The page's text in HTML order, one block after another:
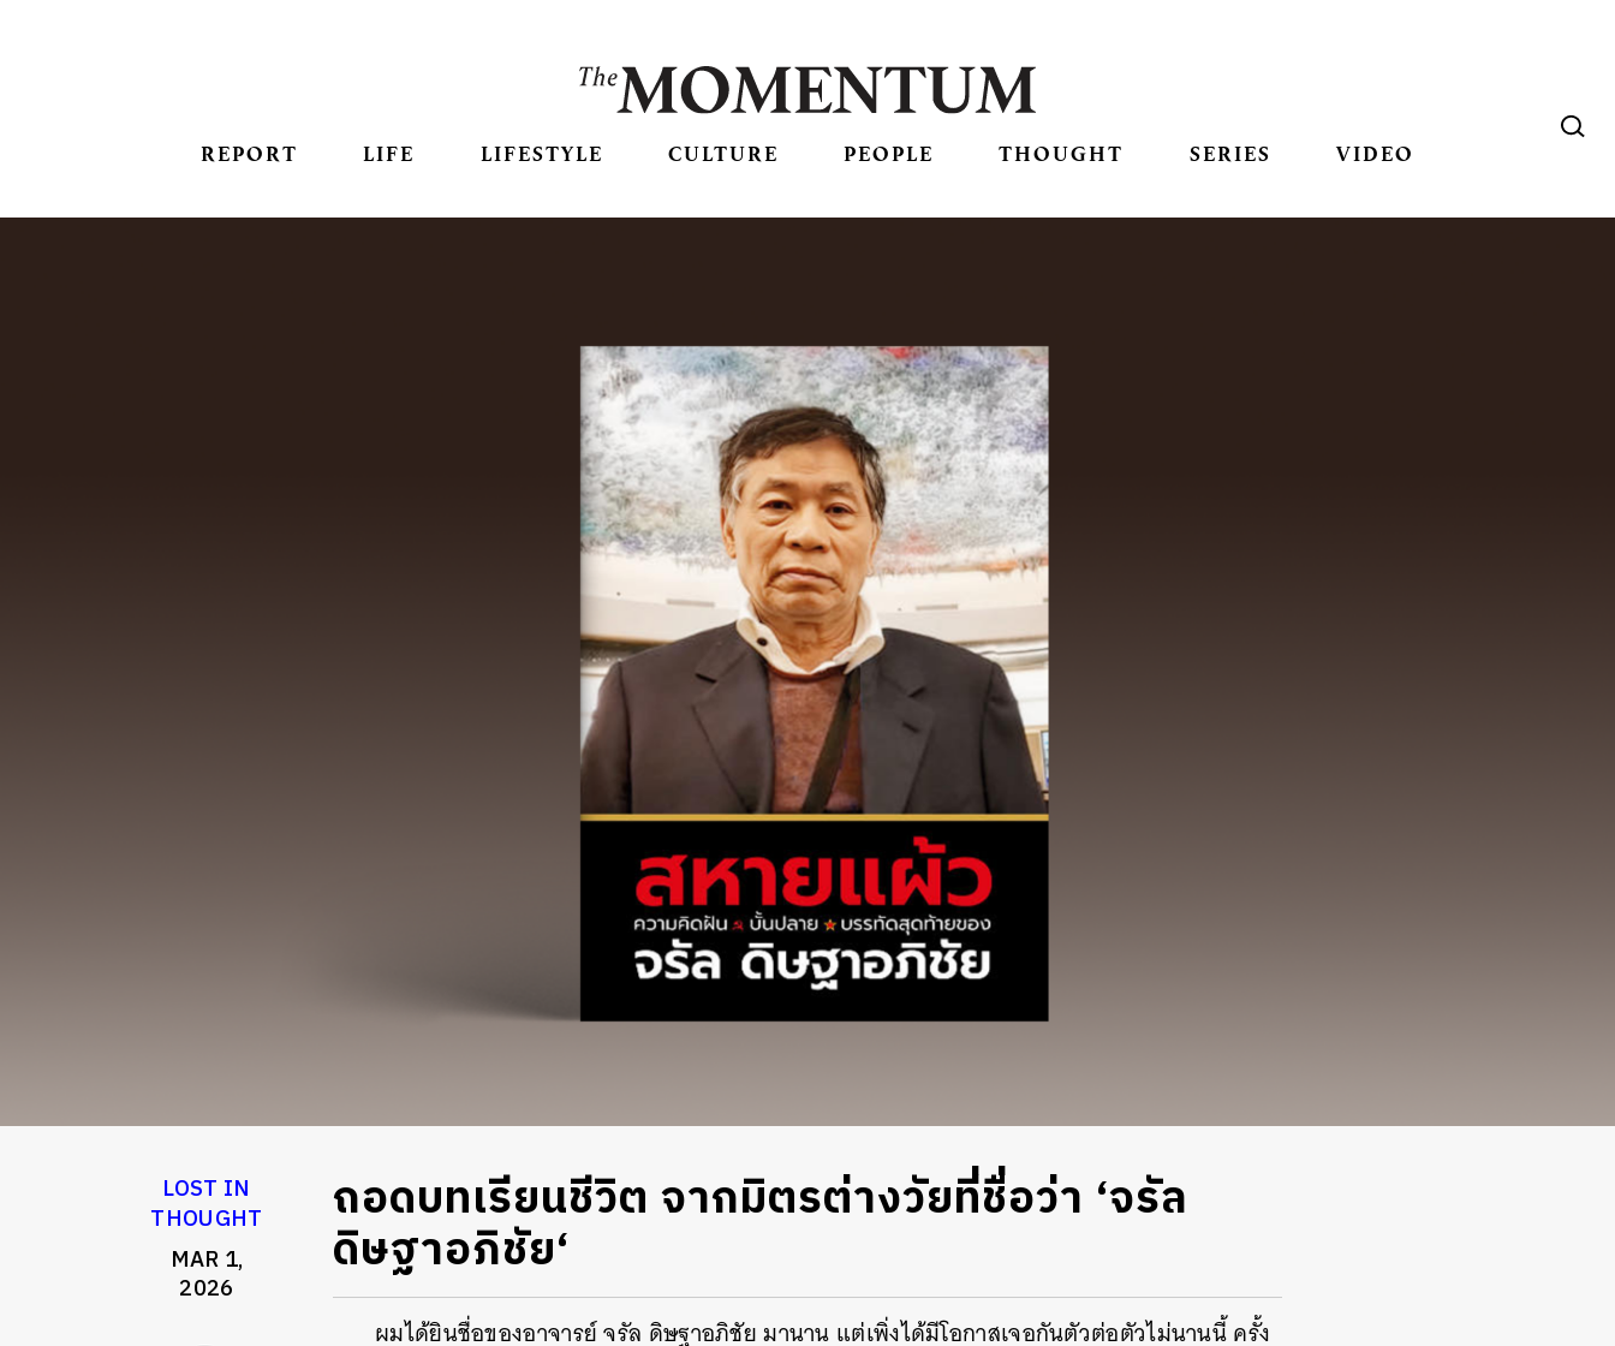
REPORT LIFE LIFESTYLE CULTURE PEOPLE THOUGHT SERIES VIDEO
LOST IN
THOUGHT
MAR 1,
2026
ถอดบทเรียนชีวิต จากมิตรต่างวัยที่ชื่อว่า ‘จรัล
ดิษฐาอภิชัย‘
ผมได้ยินชื่อของอาจารย์ จรัล ดิษฐาอภิชัย มานาน แต่เพิ่งได้มีโอกาสเจอกันตัวต่อตัวไม่นานนี้ ครั้ง